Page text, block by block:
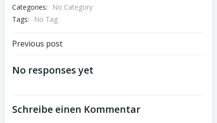
Categories:
No Category
Tags:
No Tag
Post
navigation
Previous post
No responses yet
Schreibe einen Kommentar